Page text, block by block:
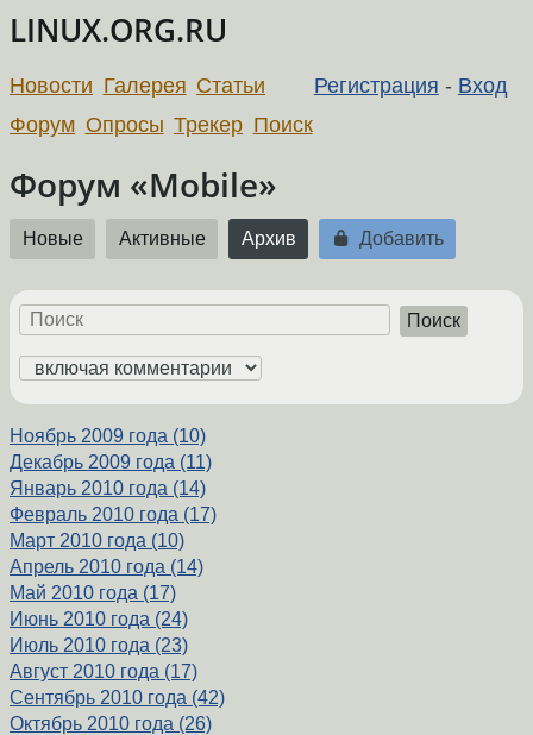
LINUX.ORG.RU
Регистрация - Вход
Новости Галерея Статьи
Форум Опросы Трекер Поиск
Форум «Mobile»
Новые Активные Архив Добавить
Поиск
Ноябрь 2009 года (10)
Декабрь 2009 года (11)
Январь 2010 года (14)
Февраль 2010 года (17)
Март 2010 года (10)
Апрель 2010 года (14)
Май 2010 года (17)
Июнь 2010 года (24)
Июль 2010 года (23)
Август 2010 года (17)
Сентябрь 2010 года (42)
Октябрь 2010 года (26)